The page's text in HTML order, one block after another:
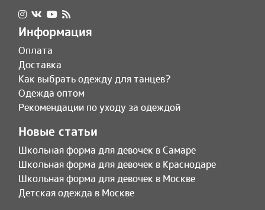
Информация
Оплата
Доставка
Как выбрать одежду для танцев?
Одежда оптом
Рекомендации по уходу за одеждой
Новые статьи
Школьная форма для девочек в Самаре
Школьная форма для девочек в Краснодаре
Школьная форма для девочек в Москве
Детская одежда в Москве